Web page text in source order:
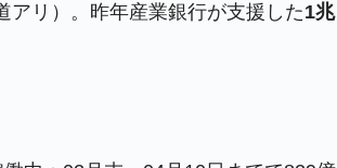
ン」⇒ あの名物教授も登場！
80.2％も減少
アリ）。昨年産業銀行が支援した1兆